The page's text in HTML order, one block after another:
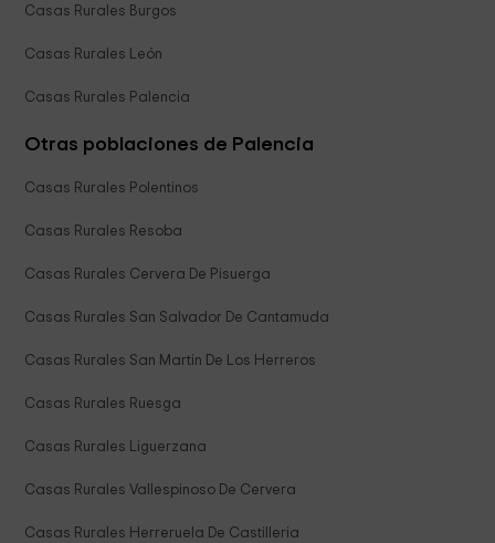
Casas Rurales Burgos
Casas Rurales León
Casas Rurales Palencia
Otras poblaciones de Palencia
Casas Rurales Polentinos
Casas Rurales Resoba
Casas Rurales Cervera De Pisuerga
Casas Rurales San Salvador De Cantamuda
Casas Rurales San Martin De Los Herreros
Casas Rurales Ruesga
Casas Rurales Liguerzana
Casas Rurales Vallespinoso De Cervera
Casas Rurales Herreruela De Castilleria